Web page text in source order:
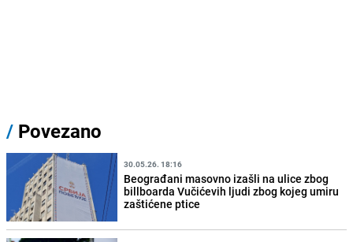
/ Povezano
30.05.26. 18:16
Beograđani masovno izašli na ulice zbog
billboarda Vučićevih ljudi zbog kojeg umiru
zaštićene ptice